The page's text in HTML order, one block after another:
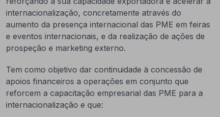
internacionalização, concretamente através do
aumento da presença internacional das PME em feiras
e eventos internacionais, e da realização de ações de
prospeção e marketing externo.
Tem como objetivo dar continuidade à concessão de
apoios financeiros a operações em conjunto que
reforcem a capacitação empresarial das PME para a
internacionalização e que: